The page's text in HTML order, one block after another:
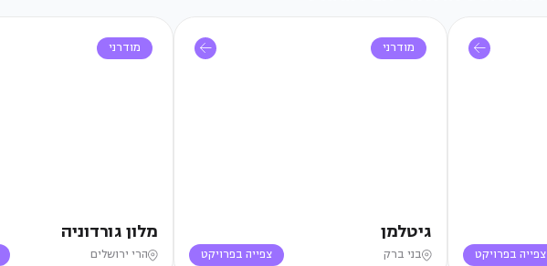
צפייה בפרויקט
מודרני
גיטלמן
בני ברק צפייה בפרויקט
מודרני
מלון גורדוניה
הרי ירושלים